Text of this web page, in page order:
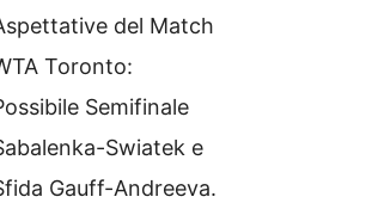
del Match
Toronto:
Semifinale
Swiatek e
Gauff-Andreeva.